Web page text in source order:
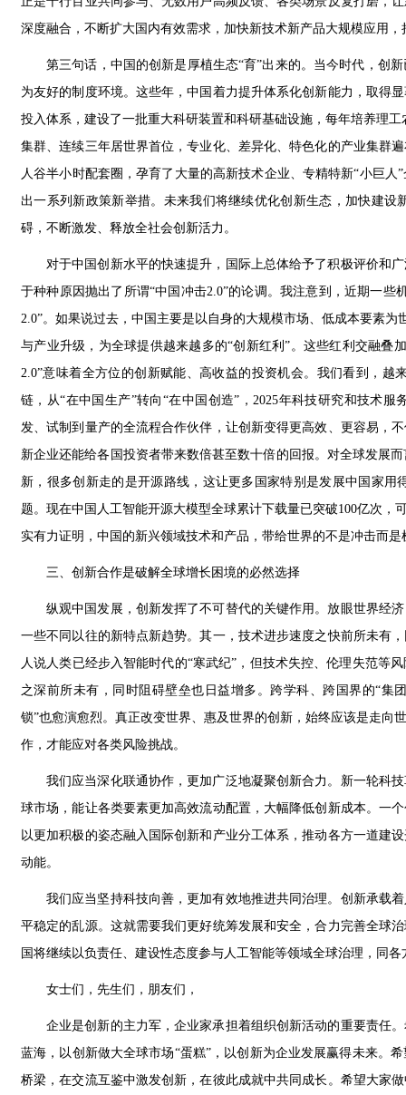
深度融合，不断扩大国内有效需求，加快新技术新产品大规模应用
第三句话，中国的创新是厚植生态“育”出来的。当今时代，创
为友好的制度环境。这些年，中国着力提升体系化创新能力，取得
投入体系，建设了一批重大科研装置和科研基础设施，每年培养理
集群、连续三年居世界首位，专业化、差异化、特色化的产业集群
人谷半小时配套圈，孕育了大量的高新技术企业、专精特新“小巨
出一系列新政策新举措。未来我们将继续优化创新生态，加快建
碍，不断激发、释放全社会创新活力。
对于中国创新水平的快速提升，国际上总体给予了积极评价和
于种种原因抛出了所谓“中国冲击2.0”的论调。我注意到，近期一
2.0”。如果说过去，中国主要是以自身的大规模市场、低成本要素
与产业升级，为全球提供越来越多的“创新红利”。这些红利交融叠
2.0”意味着全方位的创新赋能、高收益的投资机会。我们看到，
链，从“在中国生产”转向“在中国创造”，2025年科技研究和技术
发、试制到量产的全流程合作伙伴，让创新变得更高效、更容易，
新企业还能给各国投资者带来数倍甚至数十倍的回报。对全球发展
新，很多创新走的是开源路线，这让更多国家特别是发展中国家
题。现在中国人工智能开源大模型全球累计下载量已突破100亿次
实有力证明，中国的新兴领域技术和产品，带给世界的不是冲击而
三、创新合作是破解全球增长困境的必然选择
纵观中国发展，创新发挥了不可替代的关键作用。放眼世界经
一些不同以往的新特点新趋势。其一，技术进步速度之快前所未有
人说人类已经步入智能时代的“寒武纪”，但技术失控、伦理失范等
之深前所未有，同时阻碍壁垒也日益增多。跨学科、跨国界的“集
锁”也愈演愈烈。真正改变世界、惠及世界的创新，始终应该是走
作，才能应对各类风险挑战。
我们应当深化联通协作，更加广泛地凝聚创新合力。新一轮科
球市场，能让各类要素更加高效流动配置，大幅降低创新成本。一
以更加积极的姿态融入国际创新和产业分工体系，推动各方一道建
动能。
我们应当坚持科技向善，更加有效地推进共同治理。创新承载
平稳定的乱源。这就需要我们更好统筹发展和安全，合力完善全球
国将继续以负责任、建设性态度参与人工智能等领域全球治理，同
女士们，先生们，朋友们，
企业是创新的主力军，企业家承担着组织创新活动的重要责任
蓝海，以创新做大全球市场“蛋糕”，以创新为企业发展赢得未来。
桥梁，在交流互鉴中激发创新，在彼此成就中共同成长。希望大家